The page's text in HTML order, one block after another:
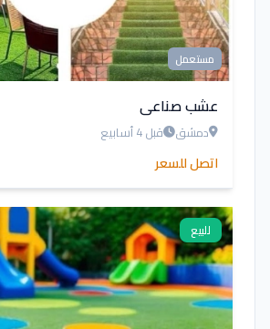
مستعمل
عشب صناعي
دمشق قبل 4 أسابيع
اتصل للسعر
للبيع